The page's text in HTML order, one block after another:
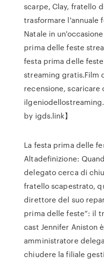
scarpe, Clay, fratello
trasformare l'annuale
Natale in
prima delle feste
festa prima delle
streaming gratis.Film
recensione, scaricare
by igds.link】
La festa prima delle
Altadefinizione:
delegato cerca di
fratello scapestrato,
direttore del suo
prima delle feste”: il
cast Jennifer Aniston
amministratore
chiudere la filiale